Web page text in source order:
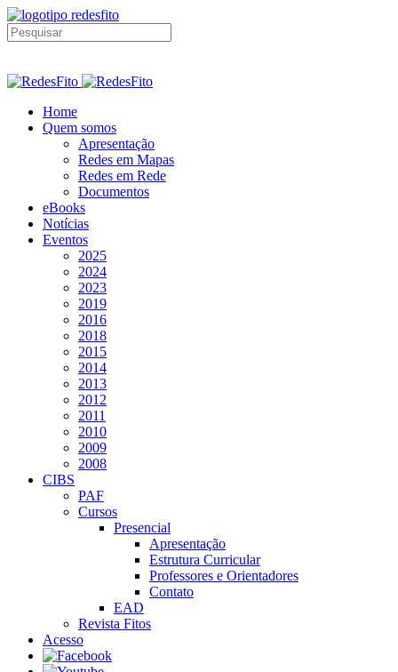
Home
Quem somos
Apresentação
Redes em Mapas
Redes em Rede
Documentos
eBooks
Notícias
Eventos
2025
2024
2023
2019
2016
2018
2015
2014
2013
2012
2011
2010
2009
2008
CIBS
PAF
Cursos
Presencial
Apresentação
Estrutura Curricular
Professores e Orientadores
Contato
EAD
Revista Fitos
Acesso